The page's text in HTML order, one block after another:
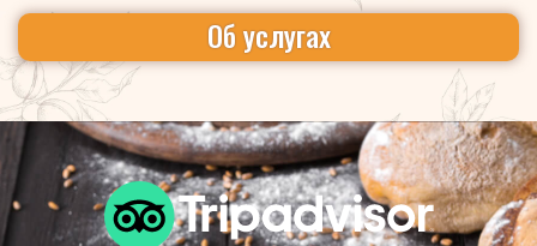
Об услугах